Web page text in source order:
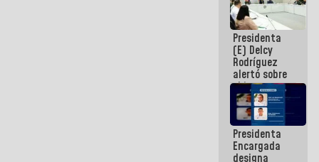
para
sabotear el
diálogo y
promover el
caos
Presidenta
(E) Delcy
Rodríguez
alertó sobre
el impacto
de la
emergencia
climática en
los oceános
Presidenta
Encargada
designa